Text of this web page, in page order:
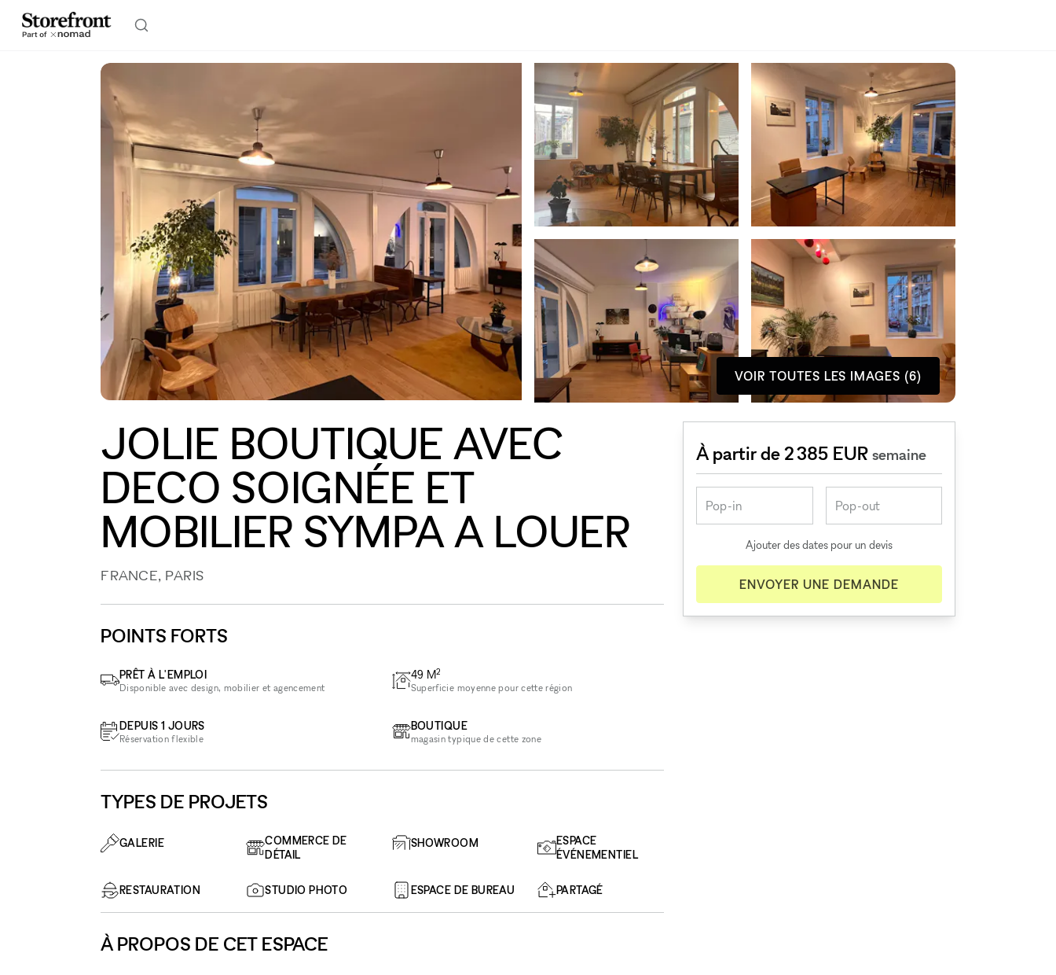
VOIR TOUTES LES IMAGES (6)
JOLIE BOUTIQUE AVEC
DECO SOIGNÉE ET
MOBILIER SYMPA A LOUER
FRANCE, PARIS
POINTS FORTS
PRÊT À L'EMPLOI
Disponible avec design, mobilier et agencement
DEPUIS 1 JOURS
Réservation flexible
49 M2
Superficie moyenne pour cette région
BOUTIQUE
magasin typique de cette zone
TYPES DE PROJETS
GALERIE
COMMERCE DE
DÉTAIL
SHOWROOM
ESPACE
ÉVÉNEMENTIEL
RESTAURATION STUDIO PHOTO ESPACE DE BUREAU PARTAGÉ
À PROPOS DE CET ESPACE
À partir de 2 385 EURsemaine
Ajouter des dates pour un devis
ENVOYER UNE DEMANDE